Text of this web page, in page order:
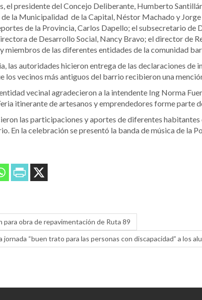
el presidente del Concejo Deliberante, Humberto
la Municipalidad de la Capital, Néstor Machado y
de la Provincia, Carlos Dapello; el subsecretario de
de Desarrollo Social, Nancy Bravo; el director de
miembros de las diferentes entidades de la comunidad
las autoridades hicieron entrega de las declaraciones de
los vecinos más antiguos del barrio recibieron una
vecinal agradecieron a la intendente Ing Norma
itinerante de artesanos y emprendedores forme parte
las participaciones y aportes de diferentes
En la celebración se presentó la banda de música de la
para obra de repavimentación de Ruta 89
jornada “buen trato para las personas con discapacidad” a los